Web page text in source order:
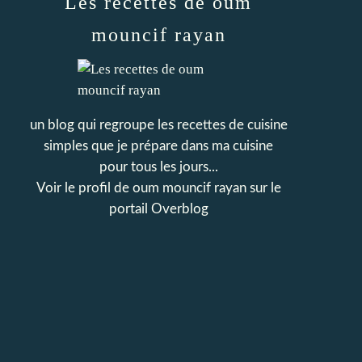
mouncif rayan
un blog qui regroupe les recettes de cuisine
simples que je prépare dans ma cuisine
pour tous les jours...
Voir le profil de oum mouncif rayansur le
portail Overblog